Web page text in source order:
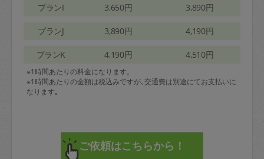
プランI 3,650円 3,890円
プランJ 3,890円 4,190円
プランK 4,190円 4,510円
※1時間あたりの料金になります。
※1時間あたりの金額は税込みですが､交通費は別途にてお支払いに
なります｡